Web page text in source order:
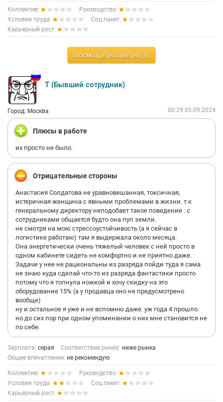
Коллектив:
Руководство:
Условия труда:
Соц.пакет:
Карьерный рост:
Посмотреть ответы (1)
Т (Бывший сотрудник)
Город: Москва 00:29 05.09.2024
Плюсы в работе
их просто не было.
Отрицательные стороны
Анастасия Солдатова не уравновешанная, токсичная,
истеричная женщина с явными проблемами в жизни. т.к
генеральному директору неподобает такое поведение . с
сотрудниками общается будто она пуп земли.
не смотря на мою стрессоустойчивость (а я сейчас в
логистике работаю) там я выдержала около месяца.
Она энергетически очень тяжелый человек с ней просто в
одном кабинете сидеть не комфортно и не приятно даже.
Задачи у нее не рациональны из разряда пойди туда я сама
не знаю куда сделай что-то из разряда фантастики просто
потому что я топнула ножкой и хочу скидку на это
оборудование 15% (а у продавца оно не предусмотрено
вообще)
ну и остальное я уже и не вспомню даже. уж года 4 прошло.
но до сих пор при одном упоминании о них мне становится не
по себе.
Зарплата: серая Соответствие рынку: ниже рынка
Общее впечатление: не рекомендую
Коллектив:
Руководство:
Условия труда:
Соц.пакет:
Карьерный рост: